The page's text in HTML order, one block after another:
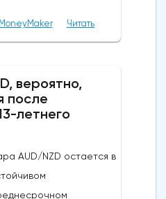
вперед
президента
новые военные
Вашингтон и Тегеран
активные
активность в
максимума:
MoneyMaker Читать
вероятно,
после
летнего
AUD/NZD остается в